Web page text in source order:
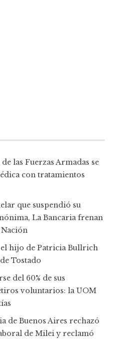
las Fuerzas Armadas se
con tratamientos
que suspendió su
La Bancaria frenan
hijo de Patricia Bullrich
Tostado
del 60% de sus
voluntarios: la UOM
de Buenos Aires rechazó
de Milei y reclamó